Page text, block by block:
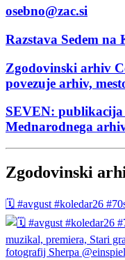
osebno@zac.si
Razstava Sedem
Zgodovinski arhiv
povezuje arhiv,
SEVEN: publikacija
Mednarodnega
Zgodovinski
🗓️ #avgust #koledar26